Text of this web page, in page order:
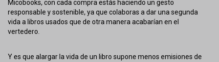
Micobooks, con cada compra estás haciendo un gesto
responsable y sostenible, ya que colaboras a dar una segunda
vida a libros usados que de otra manera acabarían en el
vertedero.
Y es que alargar la vida de un libro supone menos emisiones de